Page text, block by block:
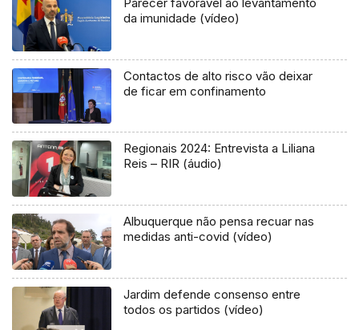
da imunidade (vídeo)
Contactos de alto risco vão deixar
de ficar em confinamento
Regionais 2024: Entrevista a Liliana
Reis – RIR (áudio)
Albuquerque não pensa recuar nas
medidas anti-covid (vídeo)
Jardim defende consenso entre
todos os partidos (vídeo)